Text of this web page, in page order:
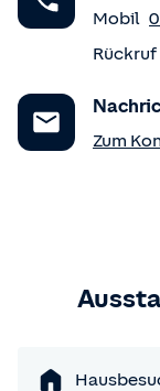
Mobil
Rückruf
Zum